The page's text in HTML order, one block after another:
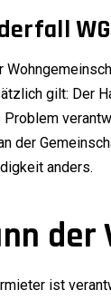
gilt: Der
Problem
der
anders.
der
ist